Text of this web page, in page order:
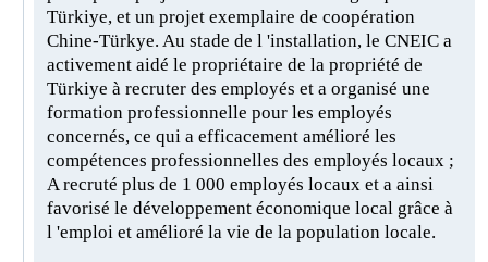
Türkiye, et un projet exemplaire de coopération
Chine-Türkye. Au stade de l 'installation, le CNEIC a
activement aidé le propriétaire de la propriété de
Türkiye à recruter des employés et a organisé une
formation professionnelle pour les employés
concernés, ce qui a efficacement amélioré les
compétences professionnelles des employés locaux ;
A recruté plus de 1 000 employés locaux et a ainsi
favorisé le développement économique local grâce à
l 'emploi et amélioré la vie de la population locale.